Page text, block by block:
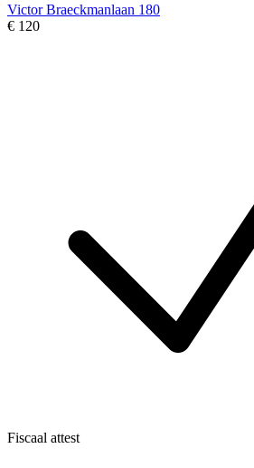
Victor Braeckmanlaan 180
€ 120
Fiscaal attest